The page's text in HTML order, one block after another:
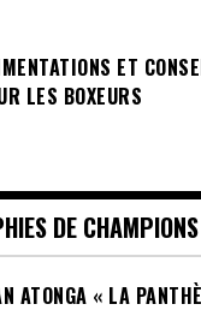
ET
LES BOXEURS
DE
ATONGA « LA